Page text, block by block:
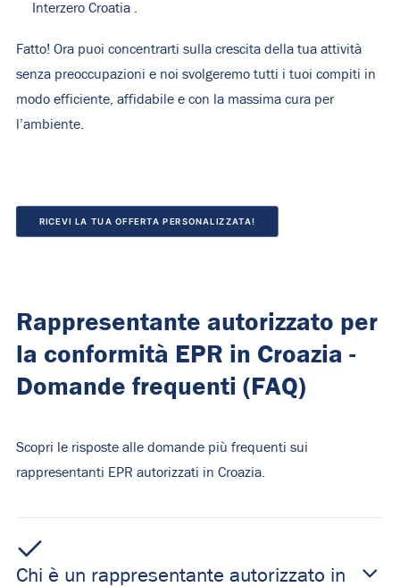
Interzero Croatia
Fatto! Ora puoi concentrarti sulla crescita della tua attività
senza preoccupazioni e noi svolgeremo tutti i tuoi compiti in
modo efficiente, affidabile e con la massima cura per
l’ambiente.
RICEVI LA TUA OFFERTA PERSONALIZZATA!
Rappresentante autorizzato per
la conformità EPR in Croazia -
Domande frequenti (FAQ)
Scopri le risposte alle domande più frequenti sui
rappresentanti EPR autorizzati in Croazia.
Chi è un rappresentante autorizzato in